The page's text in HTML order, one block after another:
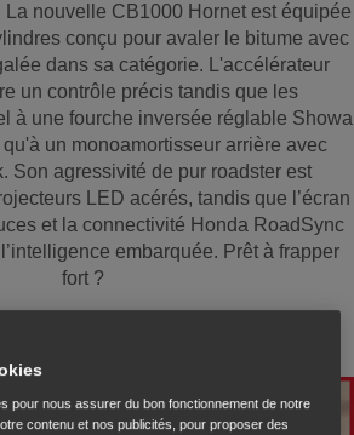
La nouvelle CB1000 Hornet est équipée
conçu pour avaler le bitume avec
dans sa catégorie. L'accélérateur
un contrôle précis tandis que les
à une fourche inversée réglable Showa
un monoamortisseur arrière avec
Son agressivité de pur roadster est
LED acérés, tandis que l’écran
et la connectivité Honda RoadSync
embarquée. Prêt à frapper
fort ?
pour nous assurer du bon fonctionnement de notre
contenu et nos publicités, pour proposer des